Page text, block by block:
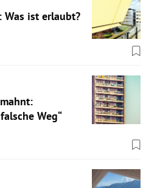
ist erlaubt?
Weg“